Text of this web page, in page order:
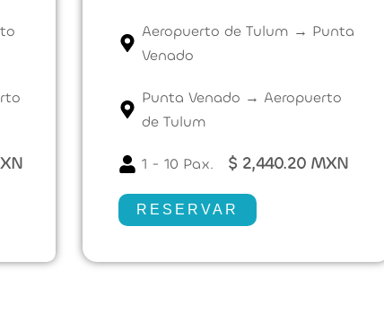
Aeropuerto de Tulum → Punta
Venado
Punta Venado → Aeropuerto
de Tulum
1 - 10 Pax. $ 2,440.20 MXN
RESERVAR